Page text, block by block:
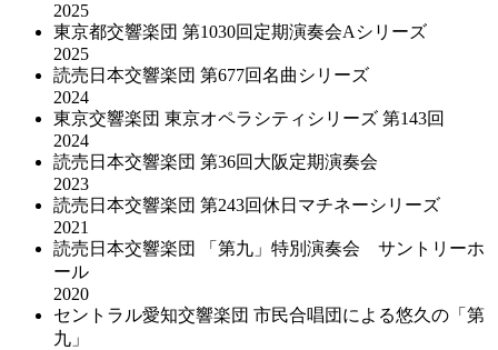
2025
東京都交響楽団 第1030回定期演奏会Aシリーズ
2025
読売日本交響楽団 第677回名曲シリーズ
2024
東京交響楽団 東京オペラシティシリーズ 第143回
2024
読売日本交響楽団 第36回大阪定期演奏会
2023
読売日本交響楽団 第243回休日マチネーシリーズ
2021
読売日本交響楽団 「第九」特別演奏会 サントリーホ
ール
2020
セントラル愛知交響楽団 市民合唱団による悠久の「第
九」